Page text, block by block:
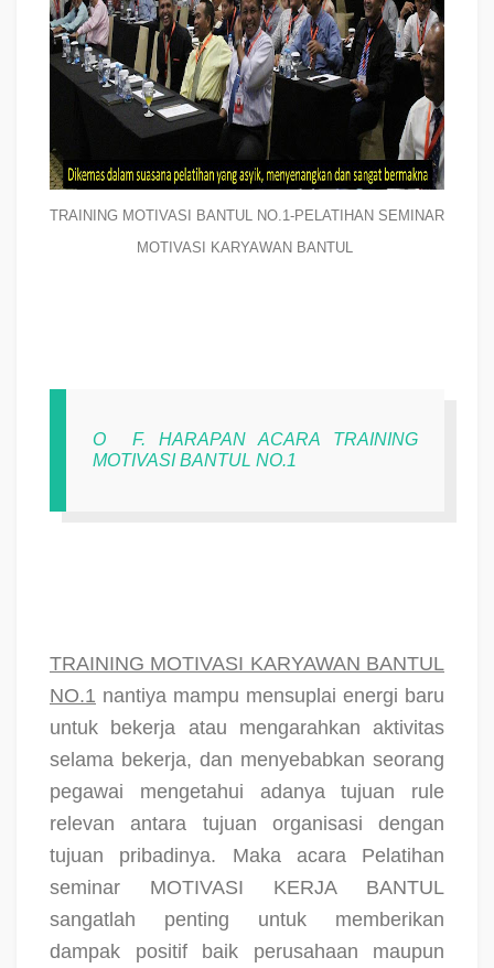
TRAINING MOTIVASI BANTUL NO.1-PELATIHAN SEMINAR
MOTIVASI KARYAWAN BANTUL
O
F. HARAPAN ACARA TRAINING
MOTIVASI BANTUL NO.1
TRAINING MOTIVASI KARYAWAN BANTUL
NO.1 nantiya mampu mensuplai energi baru
untuk bekerja atau mengarahkan aktivitas
selama bekerja, dan menyebabkan seorang
pegawai mengetahui adanya tujuan rule
relevan antara tujuan organisasi dengan
tujuan pribadinya. Maka acara Pelatihan
seminar MOTIVASI KERJA BANTUL
sangatlah penting untuk memberikan
dampak positif baik perusahaan maupun